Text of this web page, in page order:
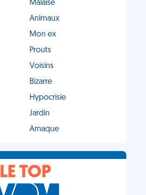
Malaise
Animaux
Mon ex
Prouts
Voisins
Bizarre
Hypocrisie
Jardin
Arnaque
LE TOP